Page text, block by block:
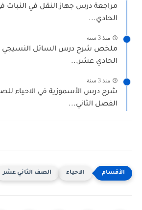
مراجعة درس جهاز النقل في النبات
الحادي...
منذ 3 سنة
ملخص شرح درس السائل النسيجي
الحادي عشر...
منذ 3 سنة
شرح درس الأسموزية في الاحياء
الفصل الثاني...
الاحياء الصف الثاني عشر